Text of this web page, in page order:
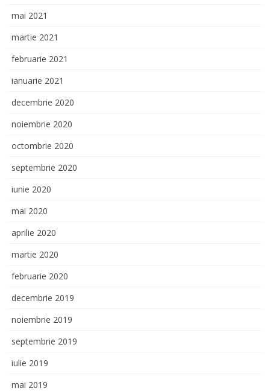
mai 2021
martie 2021
februarie 2021
ianuarie 2021
decembrie 2020
noiembrie 2020
octombrie 2020
septembrie 2020
iunie 2020
mai 2020
aprilie 2020
martie 2020
februarie 2020
decembrie 2019
noiembrie 2019
septembrie 2019
iulie 2019
mai 2019